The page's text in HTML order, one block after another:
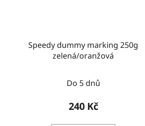
Speedy dummy marking 250g
zelená/oranžová
Do 5 dnů
240 Kč